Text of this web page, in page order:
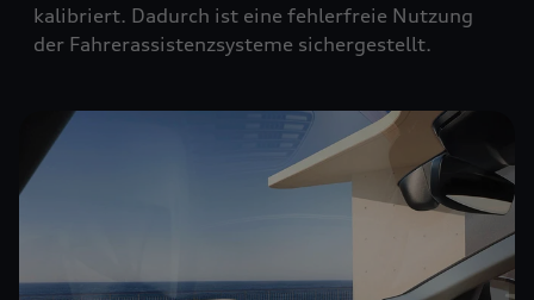
kalibriert. Dadurch ist eine fehlerfreie Nutzung
der Fahrerassistenzsysteme sichergestellt.